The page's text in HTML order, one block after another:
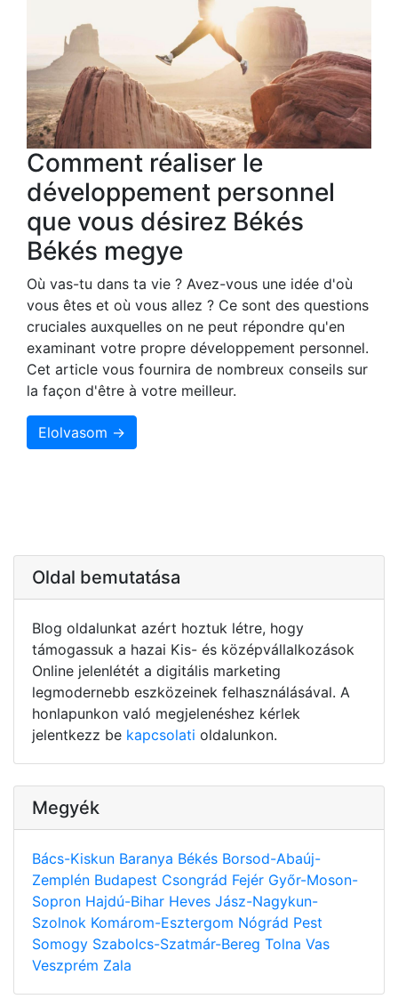
Comment réaliser le
développement personnel
que vous désirez Békés
Békés megye
Où vas-tu dans ta vie ? Avez-vous une idée d'où
vous êtes et où vous allez ? Ce sont des questions
cruciales auxquelles on ne peut répondre qu'en
examinant votre propre développement personnel.
Cet article vous fournira de nombreux conseils sur
la façon d'être à votre meilleur.
Elolvasom →
Oldal bemutatása
Blog oldalunkat azért hoztuk létre, hogy
támogassuk a hazai Kis- és középvállalkozások
Online jelenlétét a digitális marketing
legmodernebb eszközeinek felhasználásával. A
honlapunkon való megjelenéshez kérlek
jelentkezz be kapcsolati oldalunkon.
Megyék
Bács-Kiskun Baranya Békés Borsod-Abaúj-
Zemplén Budapest Csongrád Fejér Győr-Moson-
Sopron Hajdú-Bihar Heves Jász-Nagykun-
Szolnok Komárom-Esztergom Nógrád Pest
Somogy Szabolcs-Szatmár-Bereg Tolna Vas
Veszprém Zala